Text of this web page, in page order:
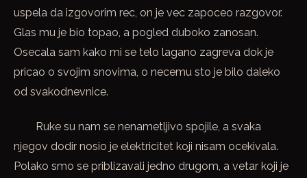
uspela da izgovorim rec, on je vec zapoceo razgovor.
Glas mu je bio topao, a pogled duboko zanosan.
Osecala sam kako mi se telo lagano zagreva dok je
pricao o svojim snovima, o necemu sto je bilo daleko
od svakodnevnice.
Ruke su nam se nenametljivo spojile, a svaka
njegov dodir nosio je elektricitet koji nisam ocekivala.
Polako smo se priblizavali jedno drugom, a vetar koji je